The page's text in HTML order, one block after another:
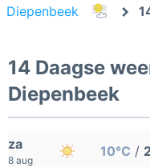
Diepenbeek
14 Daagse
Diepenbeek
za
8 aug
10°C /